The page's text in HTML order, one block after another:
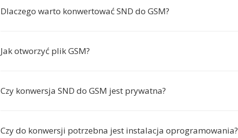
Dlaczego warto konwertować SND do GSM?
Jak otworzyć plik GSM?
Czy konwersja SND do GSM jest prywatna?
Czy do konwersji potrzebna jest instalacja oprogramowania?